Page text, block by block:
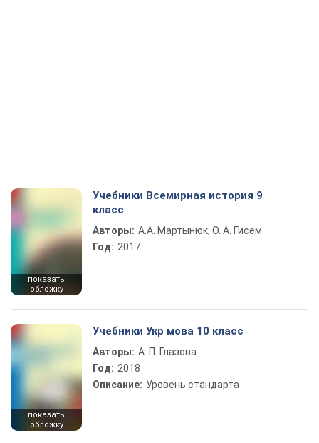
показать
обложку
Учебники Всемирная история 9
класс
Авторы: А.А. Мартынюк, О. А. Гисем
Год: 2017
показать
обложку
Учебники Укр мова 10 класс
Авторы: А. П. Глазова
Год: 2018
Описание: Уровень стандарта